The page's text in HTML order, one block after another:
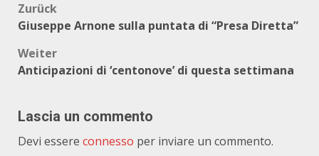
Beitragsnavigation
Zurück
Giuseppe Arnone sulla puntata di “Presa Diretta”
Weiter
Anticipazioni di ‘centonove’ di questa settimana
Lascia un commento
Devi essere connesso per inviare un commento.